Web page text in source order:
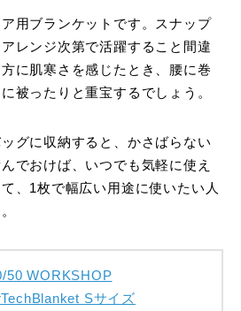
用ブランケットです。スナップ
レンジ次第で活躍すること間違
に肌寒さを感じたとき、腰に巻
被ったりと重宝するでしょう。
グに収納すると、かさばらない
でおけば、いつでも気軽に使え
、1枚で幅広い用途に使いたい人